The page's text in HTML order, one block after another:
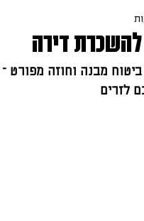
דירה
ביטוח מבנה וחוזה
לזרים